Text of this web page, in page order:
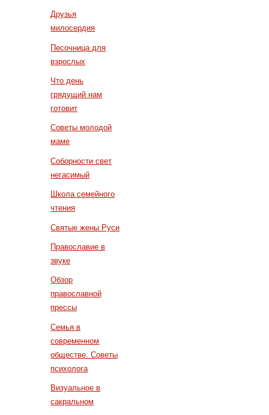
Друзья
милосердия
Песочница для
взрослых
Что день
грядущий нам
готовит
Советы молодой
маме
Соборности свет
негасимый
Школа семейного
чтения
Святые жены Руси
Православие в
звуке
Обзор
православной
прессы
Семья в
современном
обществе. Советы
психолога
Визуальное в
сакральном